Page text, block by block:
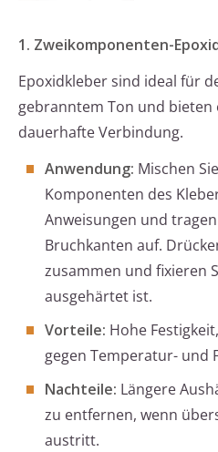
1. Zweikomponenten-
Epoxidkleber sind ideal für
gebranntem Ton und bieten
dauerhafte Verbindung.
Anwendung: Mischen
Komponenten des
Anweisungen und
Bruchkanten auf.
zusammen und fixieren
ausgehärtet ist.
Vorteile: Hohe
gegen Temperatur- und
Nachteile: Längere
zu entfernen, wenn
austritt.